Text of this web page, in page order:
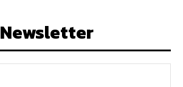
Newsletter